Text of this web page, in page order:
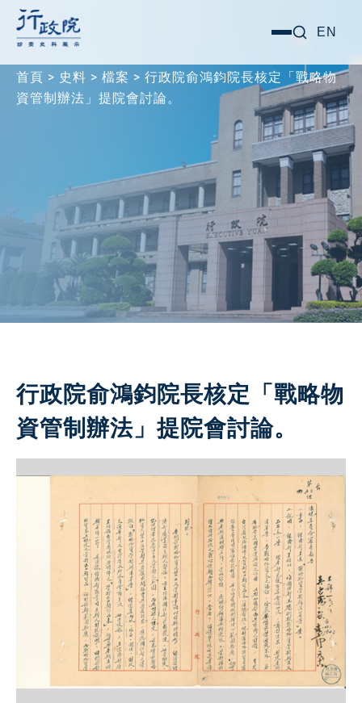
主
選
EN
首頁 > 史料 > 檔案 > 行政院俞鴻鈞院長核定「戰略物
資管制辦法」提院會討論。
行政院俞鴻鈞院長核定「戰略物
資管制辦法」提院會討論。